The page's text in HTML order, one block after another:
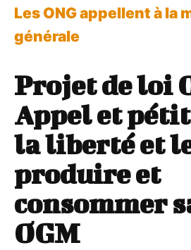
Les ONG appellent à la
générale
Projet de loi
Appel et
la liberté et
produire et
consommer
OGM